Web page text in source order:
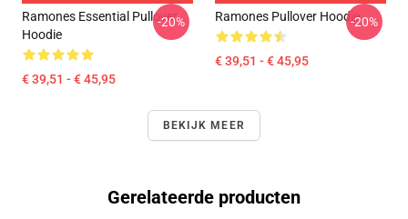
Ramones Essential Pullover
Hoodie
€ 39,51 - € 45,95
-20% Ramones Pullover Hoodie
€ 39,51 - € 45,95
-20%
BEKIJK MEER
Gerelateerde producten